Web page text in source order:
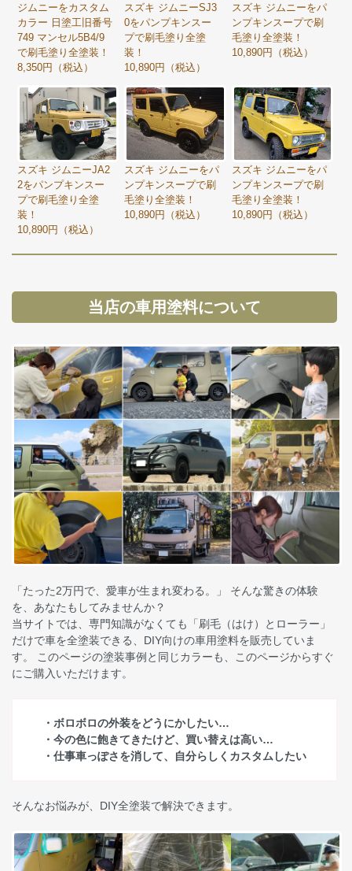
ジムニーをカスタム
カラー 日塗工旧番号
749 マンセル5B4/9
で刷毛塗り全塗装！
8,350円（税込）
スズキ ジムニーSJ3
0をパンプキンスー
プで刷毛塗り全塗
装！
10,890円（税込）
スズキ ジムニーをパ
ンプキンスープで刷
毛塗り全塗装！
10,890円（税込）
スズキ ジムニーJA2
2をパンプキンスー
プで刷毛塗り全塗
装！
10,890円（税込）
スズキ ジムニーをパ
ンプキンスープで刷
毛塗り全塗装！
10,890円（税込）
スズキ ジムニーをパ
ンプキンスープで刷
毛塗り全塗装！
10,890円（税込）
当店の車用塗料について
「たった2万円で、愛車が生まれ変わる。」 そんな驚きの体験
を、あなたもしてみませんか？
当サイトでは、専門知識がなくても「刷毛（はけ）とローラー」
だけで車を全塗装できる、DIY向けの車用塗料を販売していま
す。 このページの塗装事例と同じカラーも、このページからすぐ
にご購入いただけます。
・ボロボロの外装をどうにかしたい…
・今の色に飽きてきたけど、買い替えは高い…
・仕事車っぽさを消して、自分らしくカスタムしたい
そんなお悩みが、DIY全塗装で解決できます。